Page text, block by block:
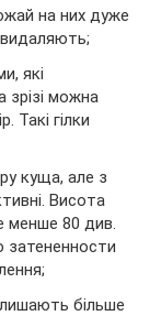
на них дуже
які
зрізі можна
Такі гілки
куща, але з
Висота
менше 80 див.
затененности
більше